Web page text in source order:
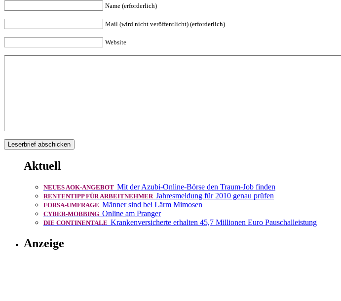
Name (erforderlich)
Mail (wird nicht veröffentlicht) (erforderlich)
Website
Aktuell
NEUES AOK-ANGEBOT Mit der Azubi-Online-Börse den Traum-Job finden
RENTENTIPP FÜR ARBEITNEHMER Jahresmeldung für 2010 genau prüfen
FORSA-UMFRAGE Männer sind bei Lärm Mimosen
CYBER-MOBBING Online am Pranger
DIE CONTINENTALE Krankenversicherte erhalten 45,7 Millionen Euro Pauschalleistung
Anzeige